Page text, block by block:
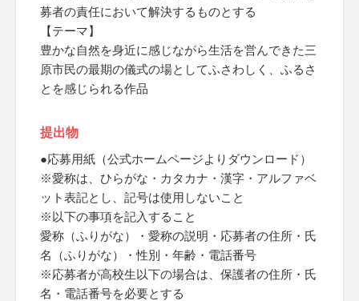
募者の責任において解決するものとする
【テーマ】
豊かな自然を身近に感じながら生活を営んできた三
原市民の最期の儀式の場としてふさわしく、ふるさ
とを感じられる作品
提出物
●応募用紙（公式ホームページよりダウンロード）
※愛称は、ひらがな・カタカナ・漢字・アルファベ
ット表記とし、記号は使用しないこと
※以下の事項を記入すること
愛称（ふりがな）・愛称の説明・応募者の住所・氏
名（ふりがな）・性別・年齢・電話番号
※応募者が高校生以下の場合は、保護者の住所・氏
名・電話番号を必要とする